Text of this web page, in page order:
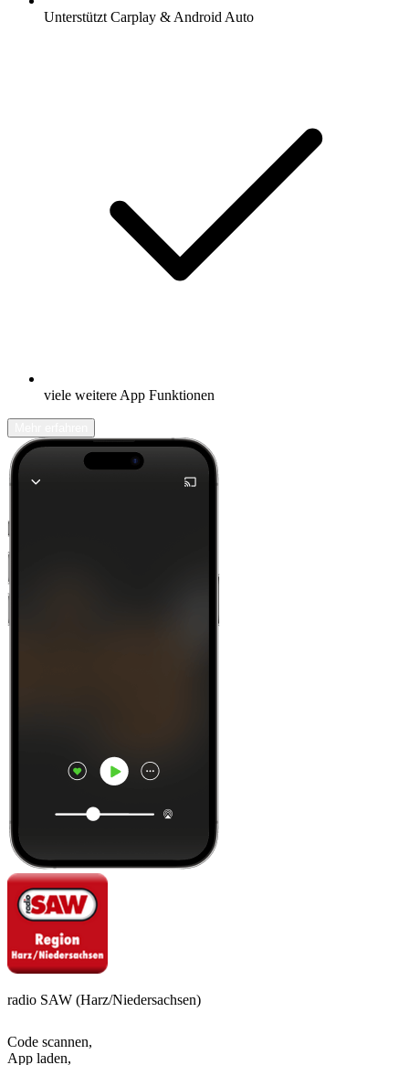
Unterstützt Carplay & Android Auto
viele weitere App Funktionen
radio SAW (Harz/Niedersachsen)
Code scannen,
App laden,